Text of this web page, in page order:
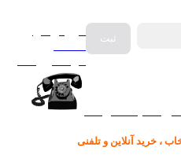
فروش انواع
، خرید آنلاین و تلفنی